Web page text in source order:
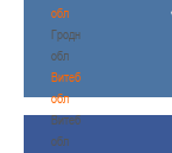
обл
Гродненская
обл
Витебская
обл
Витебская
обл